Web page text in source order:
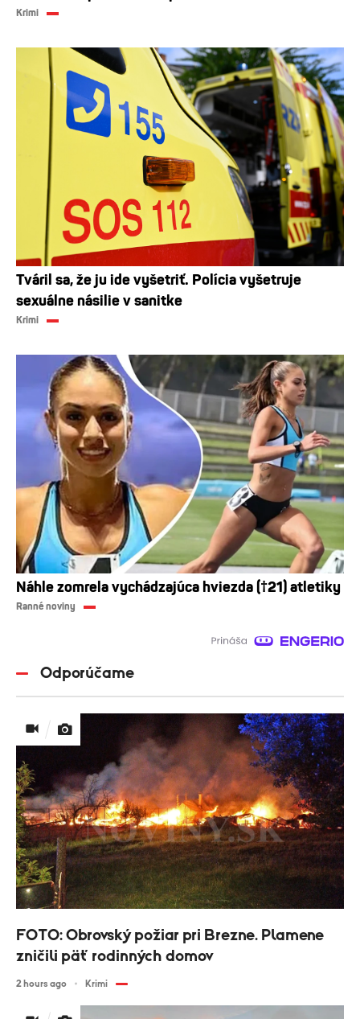
Krimi
Tváril sa, že ju ide vyšetriť. Polícia vyšetruje
sexuálne násilie v sanitke
Krimi
Náhle zomrela vychádzajúca hviezda (†21) atletiky
Ranné noviny
Odporúčame
FOTO: Obrovský požiar pri Brezne. Plamene
zničili päť rodinných domov
2 hours ago Krimi